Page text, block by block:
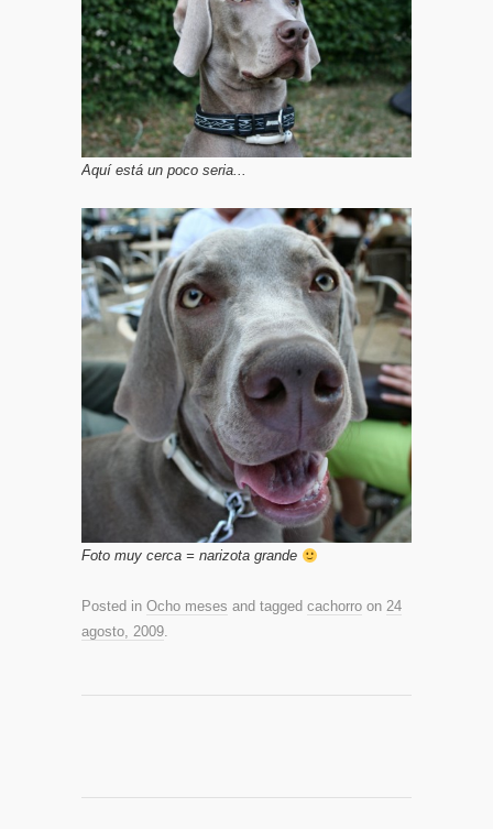
Aquí está un poco seria...
Foto muy cerca = narizota grande
Posted in Ocho meses and tagged cachorro on 24
agosto, 2009.